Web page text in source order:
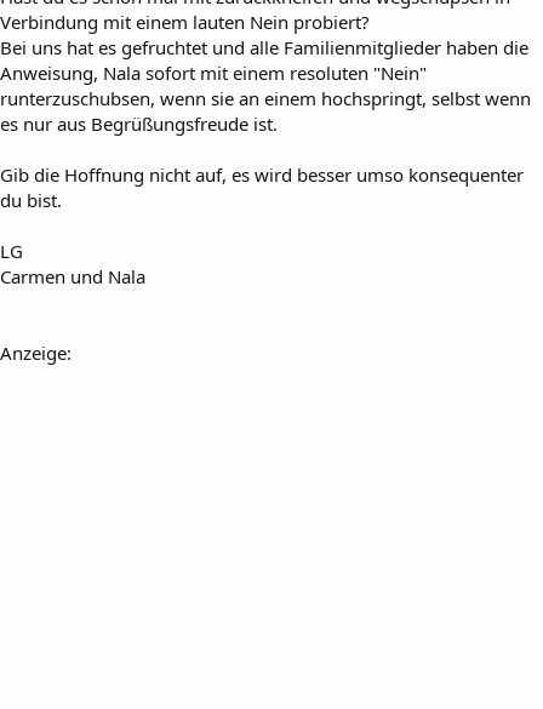
Verbindung mit einem lauten Nein probiert?
Bei uns hat es gefruchtet und alle Familienmitglieder haben die
Anweisung, Nala sofort mit einem resoluten "Nein"
runterzuschubsen, wenn sie an einem hochspringt, selbst wenn
es nur aus Begrüßungsfreude ist.
Gib die Hoffnung nicht auf, es wird besser umso konsequenter
du bist.
LG
Carmen und Nala
Anzeige: